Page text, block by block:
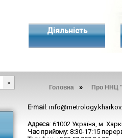
Діяльність
Головна » Про ННЦ
E-mail :
Адреса: 61002 Україна, м.
Час прийому: 8:30-17:15